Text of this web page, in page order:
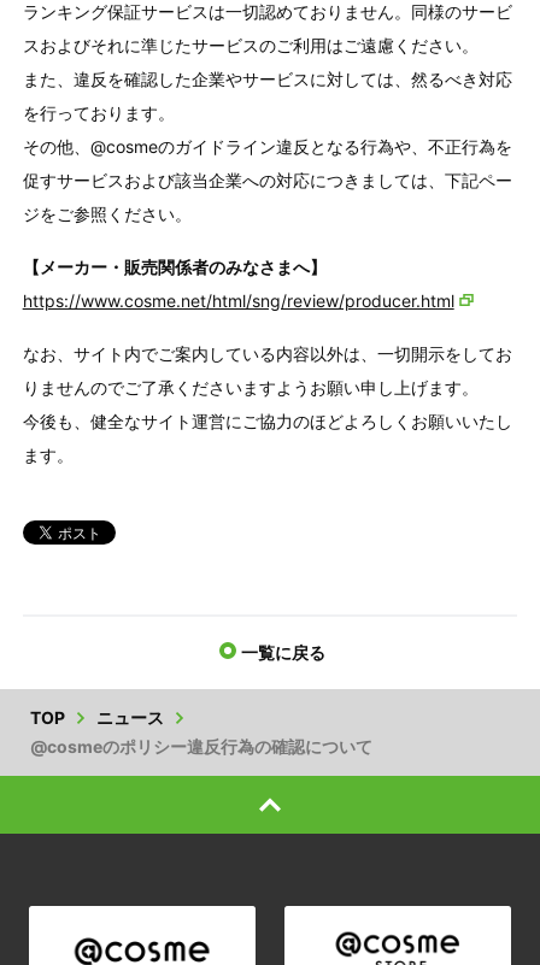
ランキング保証サービスは一切認めておりません。同様のサービ
スおよびそれに準じたサービスのご利用はご遠慮ください。
また、違反を確認した企業やサービスに対しては、然るべき対応
を行っております。
その他、@cosmeのガイドライン違反となる行為や、不正行為を
促すサービスおよび該当企業への対応につきましては、下記ペー
ジをご参照ください。
【メーカー・販売関係者のみなさまへ】
https://www.cosme.net/html/sng/review/producer.html
なお、サイト内でご案内している内容以外は、一切開示をしてお
りませんのでご了承くださいますようお願い申し上げます。
今後も、健全なサイト運営にご協力のほどよろしくお願いいたし
ます。
一覧に戻る
TOP
ニュース
@cosmeのポリシー違反行為の確認について